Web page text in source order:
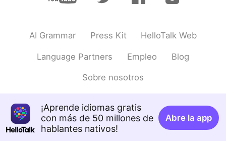
AI Grammar Press Kit HelloTalk Web
Language Partners Empleo Blog
Sobre nosotros
¡Aprende idiomas gratis
con más de 50 millones de
hablantes nativos!
Abre la app